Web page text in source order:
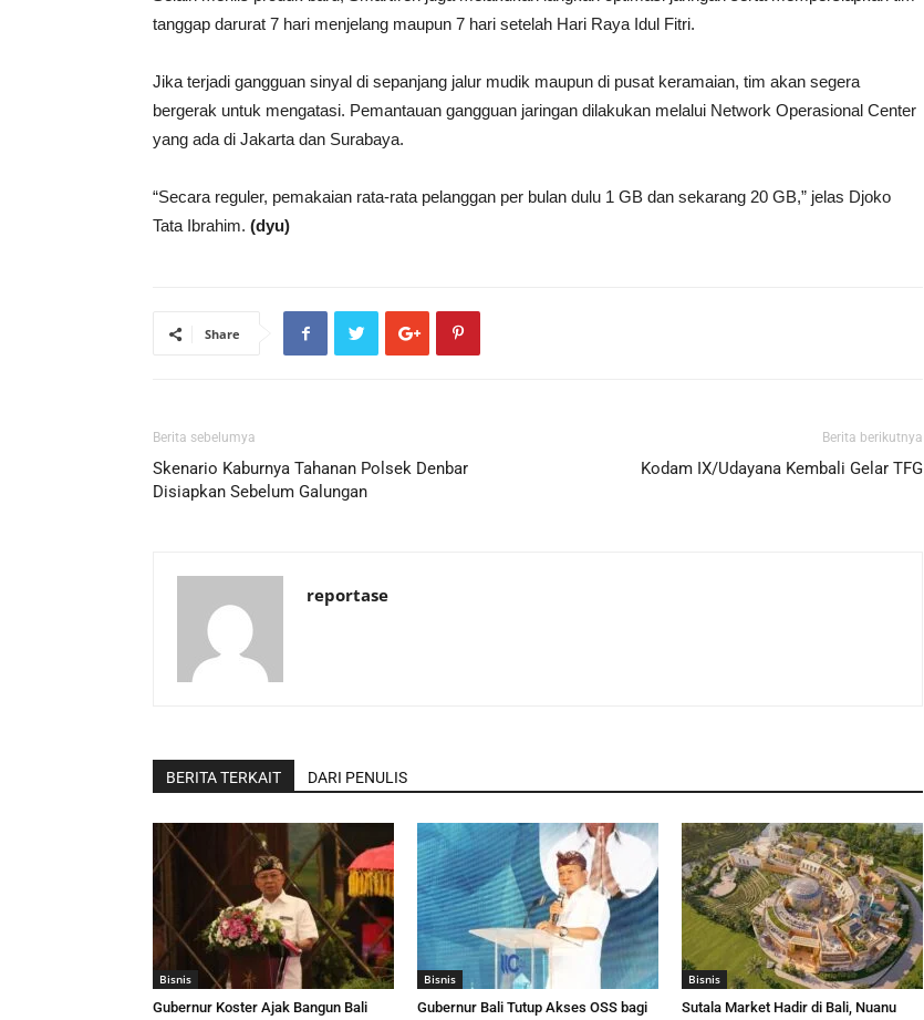
tanggap darurat 7 hari menjelang maupun 7 hari setelah Hari Raya Idul Fitri.
Jika terjadi gangguan sinyal di sepanjang jalur mudik maupun di pusat keramaian, tim akan segera
bergerak untuk mengatasi. Pemantauan gangguan jaringan dilakukan melalui Network Operasional Center
yang ada di Jakarta dan Surabaya.
“Secara reguler, pemakaian rata-rata pelanggan per bulan dulu 1 GB dan sekarang 20 GB,” jelas Djoko
Tata Ibrahim. (dyu)
Share
Berita sebelumya
Skenario Kaburnya Tahanan Polsek Denbar
Disiapkan Sebelum Galungan
Berita berikutnya
Kodam IX/Udayana Kembali Gelar TFG
reportase
BERITA TERKAIT DARI PENULIS
Bisnis
Gubernur Koster Ajak Bangun Bali
Bisnis
Gubernur Bali Tutup Akses OSS bagi
Bisnis
Sutala Market Hadir di Bali, Nuanu